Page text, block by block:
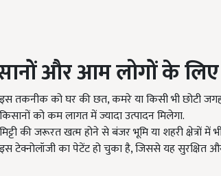
और आम लोगों के
इस तकनीक को घर की छत, कमरे या किसी भी छोटी
किसानों को कम लागत में ज्यादा उत्पादन मिलेगा.
मिट्टी की जरूरत खत्म होने से बंजर भूमि या शहरी क्षेत्रों में
इस टेक्नोलॉजी का पेटेंट हो चुका है, जिससे यह सुरक्षित